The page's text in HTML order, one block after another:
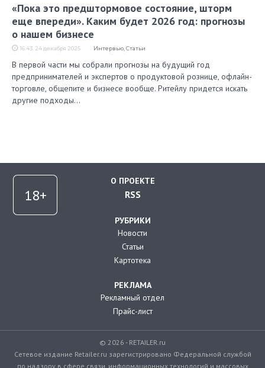
«Пока это предштормовое состояние, шторм
еще впереди». Каким будет 2026 год: прогнозы
о нашем бизнесе
16:43, 24 декабря 2025 Интервью,Статьи
В первой части мы собрали прогнозы на будущий год
предпринимателей и экспертов о продуктовой рознице, офлайн-
торговле, общепите и бизнесе вообще. Ритейлу придется искать
другие подходы…
О ПРОЕКТЕ
RSS
РУБРИКИ
Новости
Статьи
Картотека
РЕКЛАМА
Рекламный отдел
Прайс-лист
© 2026 - RETAILER.ru
Сетевое издание Retailer.ru зарегистрировано Федеральной службой
по надзору в сфере связи, информационных технологий и массовых